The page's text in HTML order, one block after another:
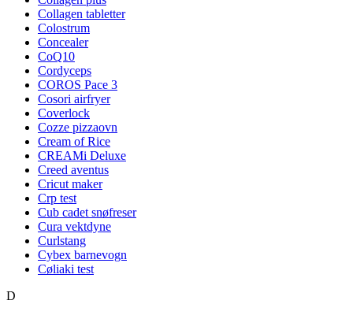
Collagen tabletter
Colostrum
Concealer
CoQ10
Cordyceps
COROS Pace 3
Cosori airfryer
Coverlock
Cozze pizzaovn
Cream of Rice
CREAMi Deluxe
Creed aventus
Cricut maker
Crp test
Cub cadet snøfreser
Cura vektdyne
Curlstang
Cybex barnevogn
Cøliaki test
D